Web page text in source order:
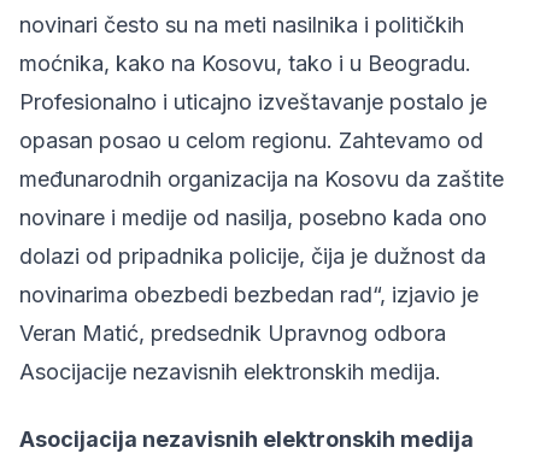
novinari često su na meti nasilnika i političkih
moćnika, kako na Kosovu, tako i u Beogradu.
Profesionalno i uticajno izveštavanje postalo je
opasan posao u celom regionu. Zahtevamo od
međunarodnih organizacija na Kosovu da zaštite
novinare i medije od nasilja, posebno kada ono
dolazi od pripadnika policije, čija je dužnost da
novinarima obezbedi bezbedan rad“, izjavio je
Veran Matić, predsednik Upravnog odbora
Asocijacije nezavisnih elektronskih medija.
Asocijacija nezavisnih elektronskih medija